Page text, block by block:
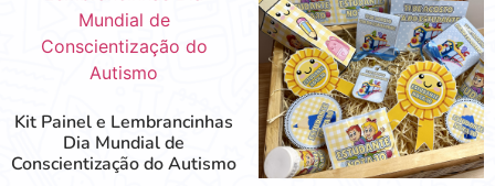
Kit Painel e Lembrancinhas
Dia Mundial de
Conscientização do Autismo